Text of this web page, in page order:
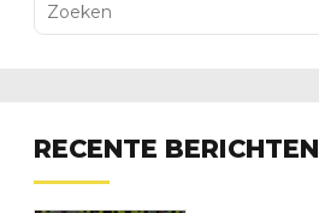
RECENTE BERICHTEN